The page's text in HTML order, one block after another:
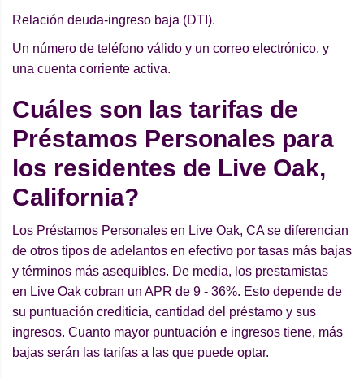
Relación deuda-ingreso baja (DTI).
Un número de teléfono válido y un correo electrónico, y
una cuenta corriente activa.
Cuáles son las tarifas de
Préstamos Personales para
los residentes de Live Oak,
California?
Los Préstamos Personales en Live Oak, CA se diferencian
de otros tipos de adelantos en efectivo por tasas más bajas
y términos más asequibles. De media, los prestamistas
en Live Oak cobran un APR de 9 - 36%. Esto depende de
su puntuación crediticia, cantidad del préstamo y sus
ingresos. Cuanto mayor puntuación e ingresos tiene, más
bajas serán las tarifas a las que puede optar.